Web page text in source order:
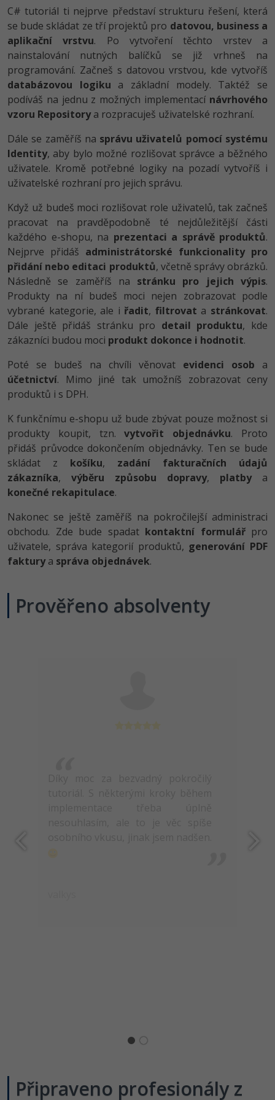
Marketing -30%
WordPress
SEO -30%
UX
Kryptoměny -25%
Copywriting -30%
MS Office -80%
Google Dokumenty
Time management
Windows
Linux
Kybernetická bezpečnost
Elektronický podpis
Fórum
Adobe Illustrator -80%
Adobe Lightroom -30%
Adobe XD -15%
Adobe InDesign -25%
Blender -80%
Inkscape
Fotografování -80%
Video
Ostatní
Fórum
Kariéra
Pro firmy
C# tutoriál ti nejprve představí strukturu řešení, která
se bude skládat ze tří projektů pro datovou, business a
aplikační vrstvu. Po vytvoření těchto vrstev a
nainstalování nutných balíčků se již vrhneš na
programování. Začneš s datovou vrstvou, kde vytvoříš
databázovou logiku a základní modely. Taktéž se
podíváš na jednu z možných implementací návrhového
vzoru Repositorya rozpracuješ uživatelské rozhraní.
Dále se zaměříš na správu uživatelů pomocí systému
Identity, aby bylo možné rozlišovat správce a běžného
uživatele. Kromě potřebné logiky na pozadí vytvoříš i
uživatelské rozhraní pro jejich správu.
Když už budeš moci rozlišovat role uživatelů, tak začneš
pracovat na pravděpodobně té nejdůležitější části
každého e-shopu, na prezentaci a správě produktů.
Nejprve přidáš administrátorské funkcionality pro
přidání nebo editaci produktů, včetně správy obrázků.
Následně se zaměříš na stránku pro jejich výpis.
Produkty na ní budeš moci nejen zobrazovat podle
vybrané kategorie, ale i řadit, filtrovat a stránkovat.
Dále ještě přidáš stránku pro detail produktu, kde
zákazníci budou moci produkt dokonce i hodnotit.
Poté se budeš na chvíli věnovat evidenci osob a
účetnictví. Mimo jiné tak umožníš zobrazovat ceny
produktů i s DPH.
K funkčnímu e-shopu už bude zbývat pouze možnost si
produkty koupit, tzn.vytvořit objednávku. Proto
přidáš průvodce dokončením objednávky. Ten se bude
skládat z košíku, zadání fakturačních údajů
zákazníka, výběru způsobu dopravy, platbya
konečné rekapitulace.
Nakonec se ještě zaměříš na pokročilejší administraci
obchodu. Zde bude spadat kontaktní formulářpro
uživatele, správa kategorií produktů, generování PDF
fakturya správa objednávek.
Prověřeno absolventy
Připraveno profesionály z